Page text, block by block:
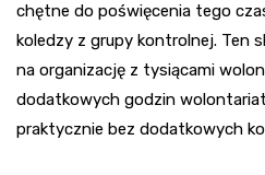
chętne do poświęcenia tego
koledzy z grupy kontrolnej. Ten
na organizację z tysiącami
dodatkowych godzin
praktycznie bez dodatkowych